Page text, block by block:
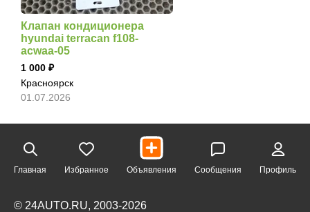
Клапан кондиционера
hyundai terracan f108-
acwaa-05
1 000
Красноярск
01.07.2026
Главная Избранное Объявления Сообщения Профиль
© 24AUTO.RU, 2003-2026